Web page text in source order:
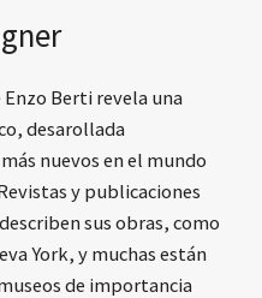
Berti revela una
desarollada
nuevos en el mundo
y publicaciones
sus obras, como
York, y muchas están
de importancia